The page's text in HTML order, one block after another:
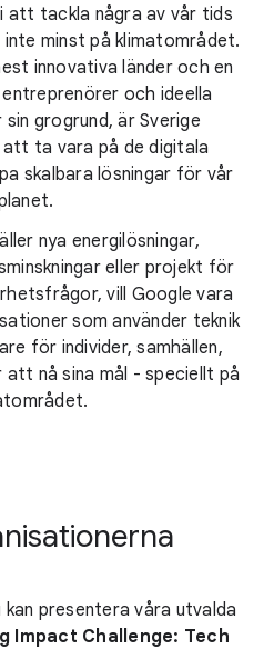
att tackla några av vår tids
minst på klimatområdet.
innovativa länder och en
och ideella
grogrund, är Sverige
ta vara på de digitala
skalbara lösningar för vår
nya energilösningar,
eller projekt för
vill Google vara
som använder teknik
för individer, samhällen,
nå sina mål - speciellt på
kan presentera våra utvalda
Impact Challenge: Tech